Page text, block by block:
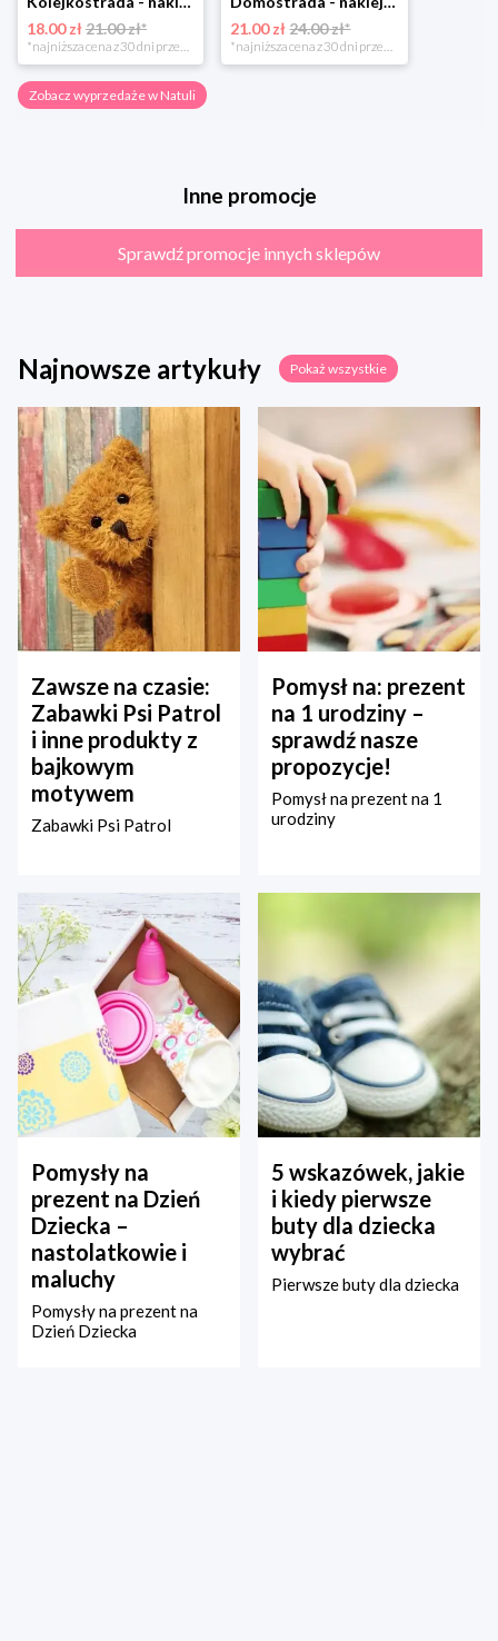
18.00 zł21.00 zł*
*najniższa cena z 30 dni przed obniżką
21.00 zł 24.00 zł*
*najniższa cena z 30 dni przed obniżką
Zobacz wyprzedaże w Natuli
Inne promocje
Sprawdź promocje innych sklepów
Najnowsze artykuły Pokaż wszystkie
Zawsze na czasie:
Zabawki Psi Patrol
i inne produkty z
bajkowym
motywem
Zabawki Psi Patrol
Pomysł na: prezent
na 1 urodziny –
sprawdź nasze
propozycje!
Pomysł na prezent na 1
urodziny
Pomysły na
prezent na Dzień
Dziecka –
nastolatkowie i
maluchy
Pomysły na prezent na
Dzień Dziecka
5 wskazówek, jakie
i kiedy pierwsze
buty dla dziecka
wybrać
Pierwsze buty dla dziecka